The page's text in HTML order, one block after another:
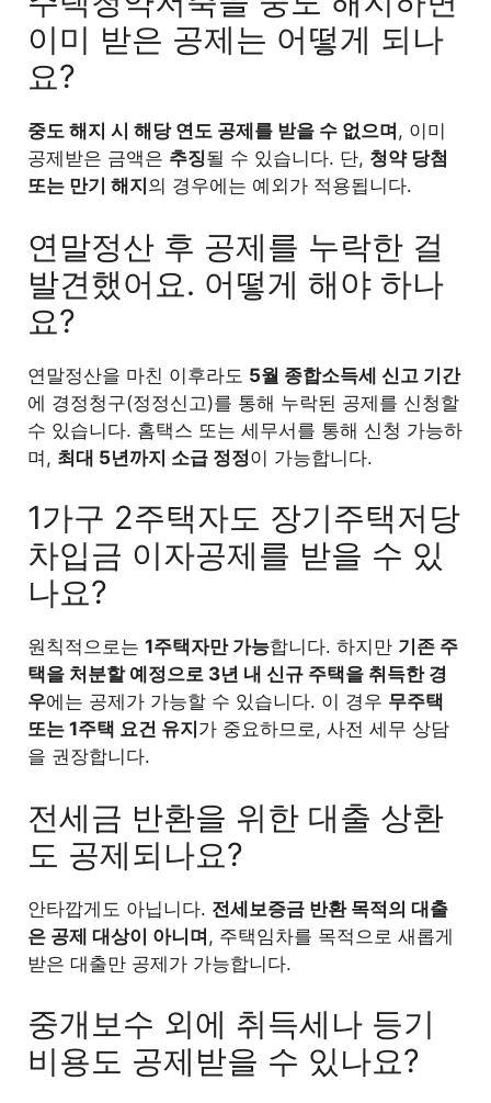
이미 받은 공제는 어떻게 되나
요?
중도 해지 시 해당 연도 공제를 받을 수 없으며 , 이미
공제받은 금액은 추징될 수 있습니다. 단, 청약 당첨
또는 만기 해지 의 경우에는 예외가 적용됩니다.
연말정산 후 공제를 누락한 걸
발견했어요. 어떻게 해야 하나
요?
연말정산을 마친 이후라도 5월 종합소득세 신고 기간
에 경정청구(정정신고)를 통해 누락된 공제를 신청할
수 있습니다. 홈택스 또는 세무서를 통해 신청 가능하
며, 최대 5년까지 소급 정정이 가능합니다.
1가구 2주택자도 장기주택저당
차입금 이자공제를 받을 수 있
나요?
원칙적으로는 1주택자만 가능합니다. 하지만 기존 주
택을 처분할 예정으로 3년 내 신규 주택을 취득한 경
우에는 공제가 가능할 수 있습니다. 이 경우 무주택
또는 1주택 요건 유지 가 중요하므로, 사전 세무 상담
을 권장합니다.
전세금 반환을 위한 대출 상환
도 공제되나요?
안타깝게도 아닙니다. 전세보증금 반환 목적의 대출
은 공제 대상이 아니며, 주택임차를 목적으로 새롭게
받은 대출만 공제가 가능합니다.
중개보수 외에 취득세나 등기
비용도 공제받을 수 있나요?